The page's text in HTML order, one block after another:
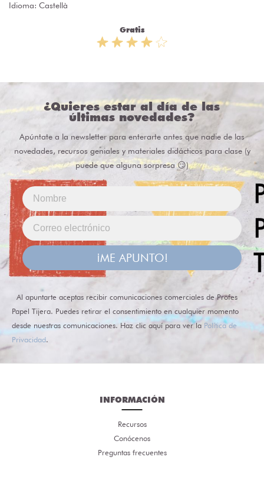
Idioma: Castellà
Gratis
¿Quieres estar al día de las
últimas novedades?
Apúntate a la newsletter para enterarte antes que nadie de las
novedades, recursos geniales y materiales didácticos para clase (y
puede que alguna sorpresa 😏)
¡ME APUNTO!
Al apuntarte aceptas recibir comunicaciones comerciales de Profes
Papel Tijera. Puedes retirar el consentimiento en cualquier momento
desde nuestras comunicaciones. Haz clic aquí para ver la Política de
Privacidad.
INFORMACIÓN
Recursos
Conócenos
Preguntas frecuentes